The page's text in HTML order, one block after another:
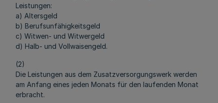
Leistungen:
a) Altersgeld
b) Berufsunfähigkeitsgeld
c) Witwen- und Witwergeld
d) Halb- und Vollwaisengeld.
(2)
Die Leistungen aus dem Zusatzversorgungswerk werden
am Anfang eines jeden Monats für den laufenden Monat
erbracht.